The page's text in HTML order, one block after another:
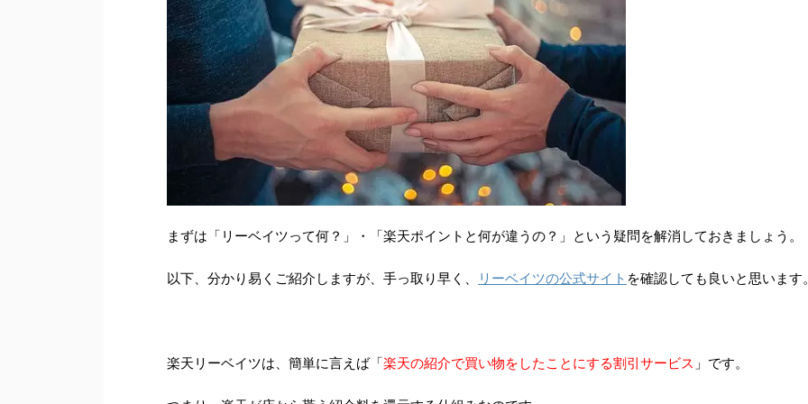
まずは「リーベイツって何？」・「楽天ポイントと何が違うの？」という疑問を解消しておきましょう。
以下、分かり易くご紹介しますが、手っ取り早く、 リーベイツの公式サイト を確認しても良いと思います
楽天リーベイツは、簡単に言えば「楽天の紹介で買い物をしたことにする割引サービス 」です。